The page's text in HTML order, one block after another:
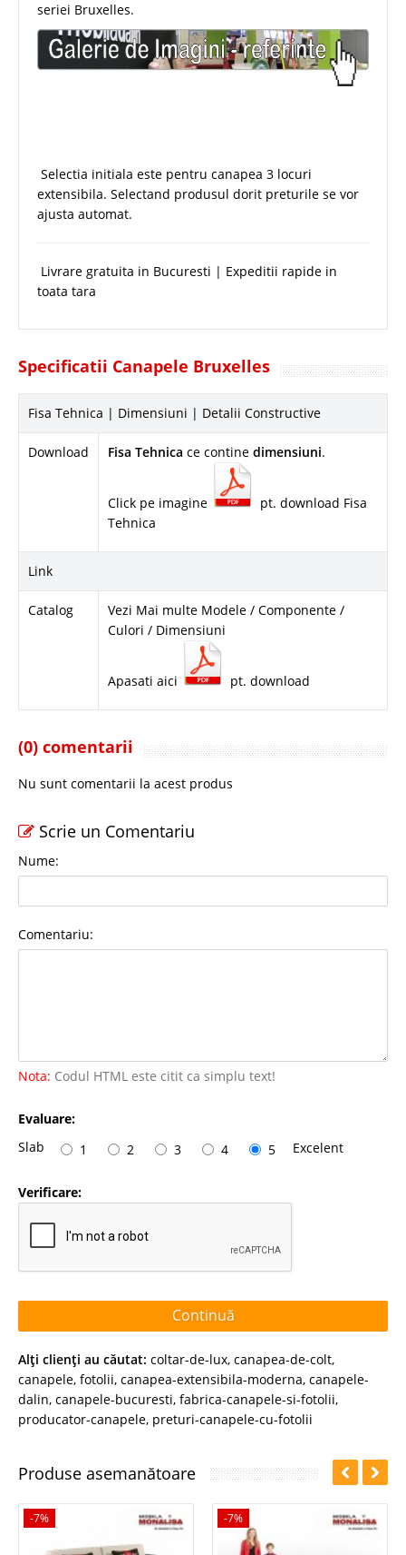
seriei Bruxelles.
Selectia initiala este pentru canapea 3 locuri
extensibila. Selectand produsul dorit preturile se vor
ajusta automat.
Livrare gratuita in Bucuresti | Expeditii rapide in
toata tara
Specificatii Canapele Bruxelles
Fisa Tehnica | Dimensiuni | Detalii Constructive
Download Fisa Tehnica ce contine dimensiuni.
Click pe imagine
pt. download Fisa
Tehnica
Link
Catalog
Vezi Mai multe Modele / Componente /
Culori / Dimensiuni
Apasati aici pt. download
(0) comentarii
Nu sunt comentarii la acest produs
Scrie un Comentariu
Nume:
Comentariu:
Nota: Codul HTML este citit ca simplu text!
Evaluare:
Slab
1 2 3 4 5 Excelent
Verificare:
Continuă
Alţi clienţi au căutat: coltar-de-lux, canapea-de-colt,
canapele, fotolii, canapea-extensibila-moderna, canapele-
dalin, canapele-bucuresti, fabrica-canapele-si-fotolii,
producator-canapele, preturi-canapele-cu-fotolii
Produse asemanătoare
-7% -7%